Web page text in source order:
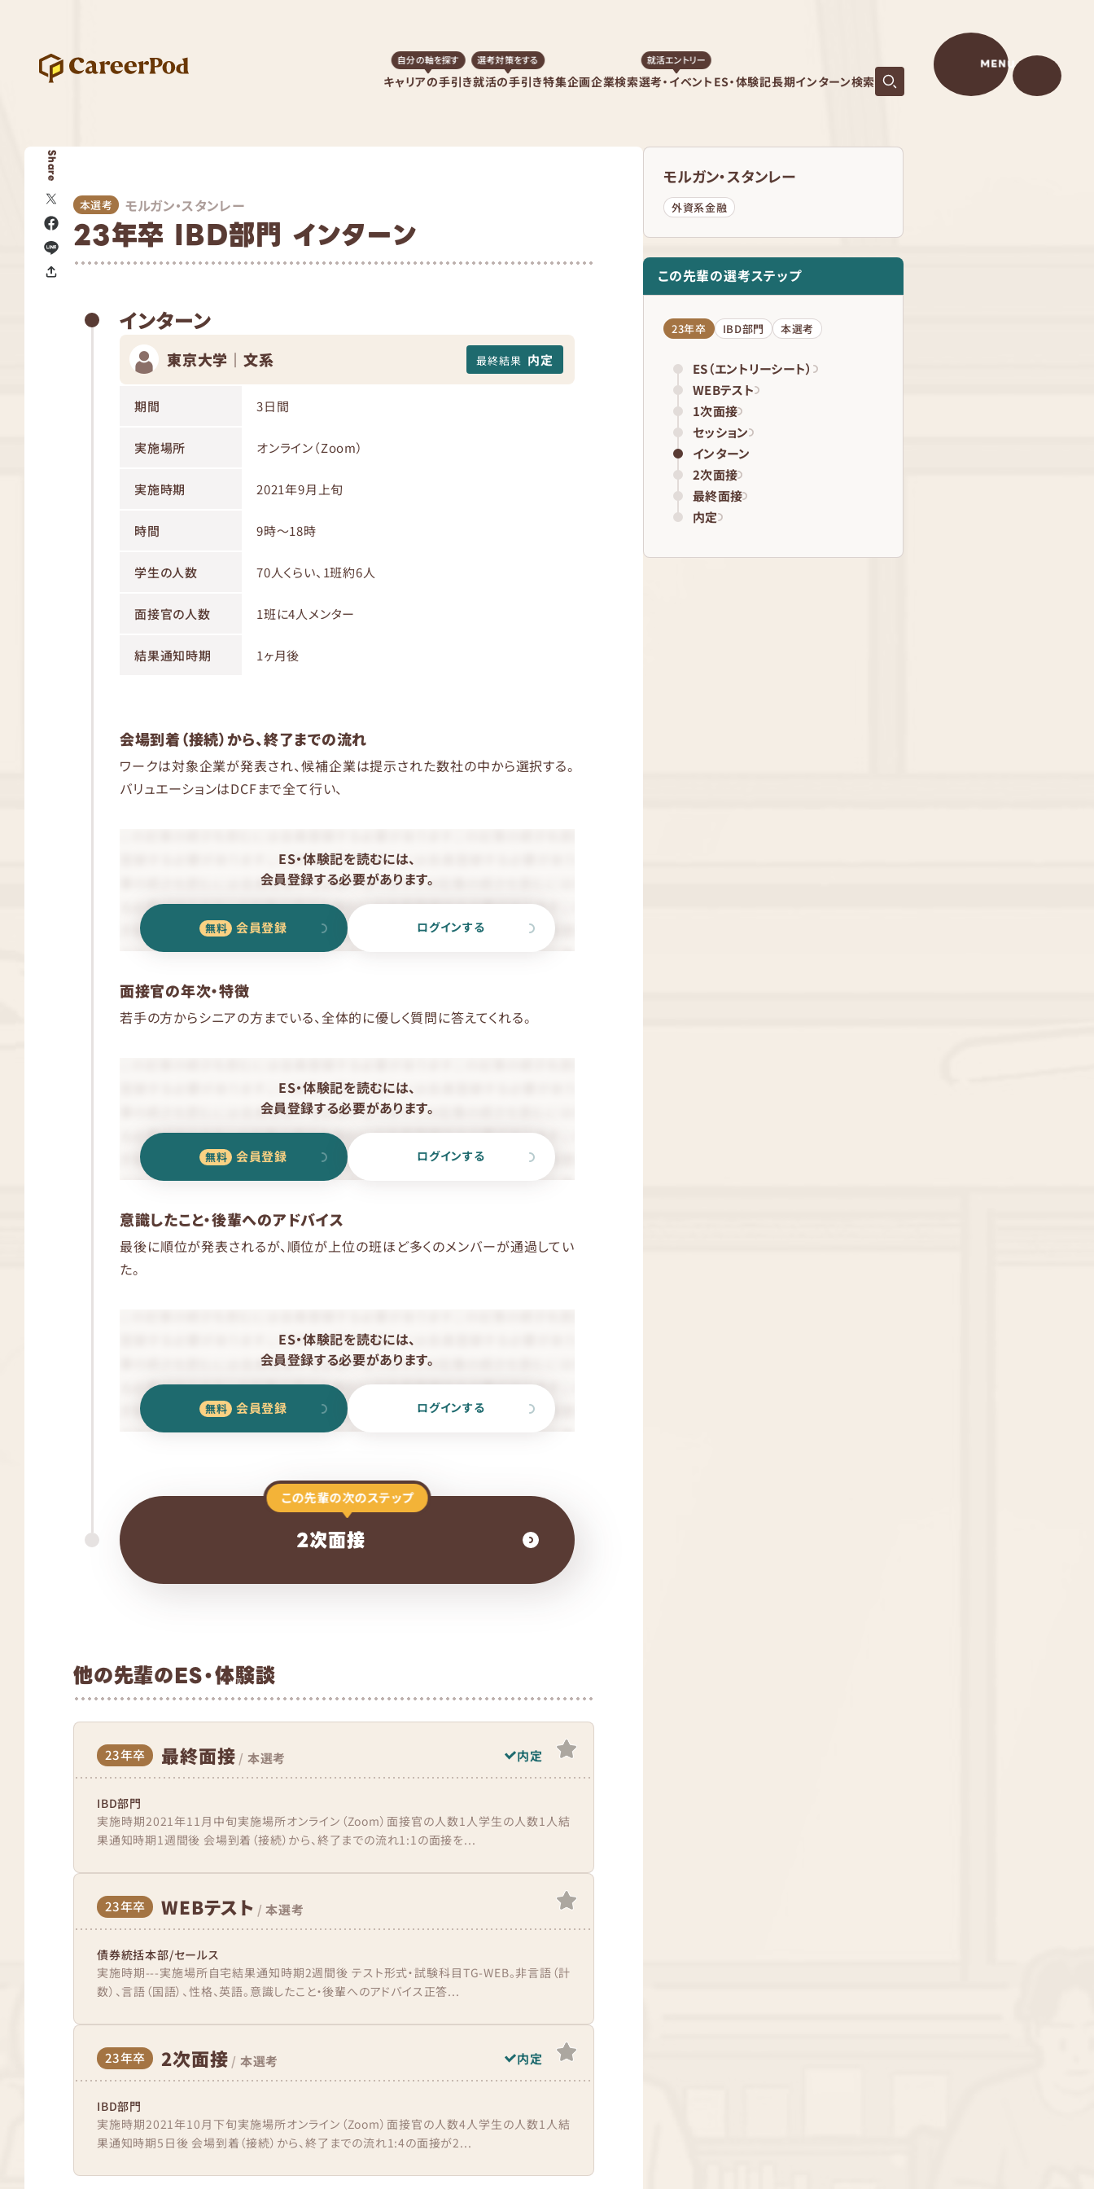
キャリアの手引き
自分の軸を探す
就活の手引き
選考対策をする
特集企画企業検索選考・イベント
就活エントリー
ES・体験記長期インターン検索
MENU
Share
本選考 モルガン・スタンレー
23年卒 IBD部門 インターン
インターン
東京大学｜文系 最終結果 内定
期間 3日間
実施場所 オンライン（Zoom）
実施時期 2021年9月上旬
時間 9時〜18時
学生の人数 70人くらい、1班約6人
面接官の人数 1班に4人メンター
結果通知時期 1ヶ月後
会場到着（接続）から、終了までの流れ
ワークは対象企業が発表され、候補企業は提示された数社の中から選択する。
バリュエーションはDCFまで全て行い、
ES・体験記を読むには、
会員登録する必要があります。
会員登録 ログインする
面接官の年次・特徴
若手の方からシニアの方までいる、全体的に優しく質問に答えてくれる。
ES・体験記を読むには、
会員登録する必要があります。
会員登録 ログインする
意識したこと・後輩へのアドバイス
最後に順位が発表されるが、順位が上位の班ほど多くのメンバーが通過してい
た。
ES・体験記を読むには、
会員登録する必要があります。
会員登録 ログインする
この先輩の次のステップ
2次面接
他の先輩のES・体験談
23年卒 最終面接 / 本選考 内定
IBD部門
実施時期2021年11月中旬実施場所オンライン（Zoom）面接官の人数1人学生の人数1人結
果通知時期1週間後 会場到着（接続）から、終了までの流れ1:1の面接を...
23年卒 WEBテスト / 本選考
債券統括本部/セールス
実施時期---実施場所自宅結果通知時期2週間後 テスト形式・試験科目TG-WEB。非言語（計
数）、言語（国語）、性格、英語。意識したこと・後輩へのアドバイス正答...
23年卒 2次面接 / 本選考 内定
IBD部門
実施時期2021年10月下旬実施場所オンライン（Zoom）面接官の人数4人学生の人数1人結
果通知時期5日後 会場到着（接続）から、終了までの流れ1:4の面接が2...
モルガン・スタンレー
外資系金融
この先輩の選考ステップ
23年卒 IBD部門 本選考
ES（エントリーシート）
WEBテスト
1次面接
セッション
インターン
2次面接
最終面接
内定